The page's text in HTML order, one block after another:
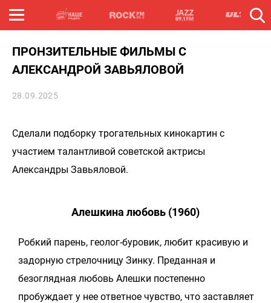
ПРОНЗИТЕЛЬНЫЕ ФИЛЬМЫ С
АЛЕКСАНДРОЙ ЗАВЬЯЛОВОЙ
28.09.2025
Сделали подборку трогательных кинокартин с
участием талантливой советской актрисы
Александры Завьяловой.
Алешкина любовь (1960)
Робкий парень, геолог-буровик, любит красивую и
задорную стрелочницу Зинку. Преданная и
безоглядная любовь Алешки постепенно
пробуждает у нее ответное чувство, что заставляет